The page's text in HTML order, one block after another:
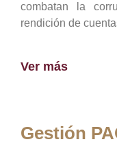
combatan la
rendición de
Ver más
Gestión